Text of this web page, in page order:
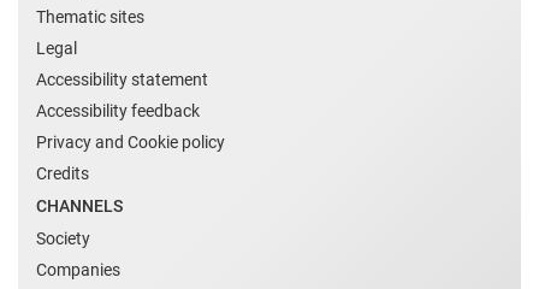
Thematic sites
Legal
Accessibility statement
Accessibility feedback
Privacy and Cookie policy
Credits
CHANNELS
Society
Companies